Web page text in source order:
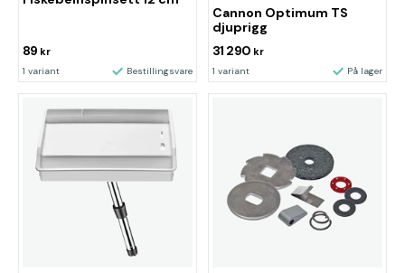
89 kr
1 variant Bestillingsvare
Cannon Optimum TS
djuprigg
31 290 kr
1 variant På lager